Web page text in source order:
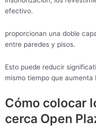
efectivo.
proporcionan una doble
entre paredes y pisos.
Esto puede reducir
mismo tiempo que aumenta
Cómo colocar
cerca Open